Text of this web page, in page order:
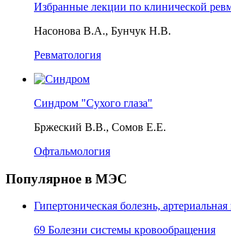
Избранные лекции по клинической
Насонова В.А., Бунчук Н.В.
Ревматология
Синдром "Сухого глаза"
Бржеский В.В., Сомов Е.Е.
Офтальмология
Популярное в МЭС
Гипертоническая болезнь,
69 Болезни системы кровообращения